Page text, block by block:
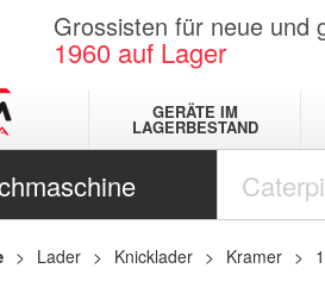
Grossisten für neue und
1960 auf Lager
GERÄTE IM
LAGERBESTAND
Lader Knicklader Kramer